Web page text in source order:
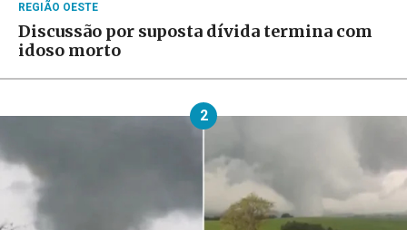
REGIÃO OESTE
Discussão por suposta dívida termina com
idoso morto
2